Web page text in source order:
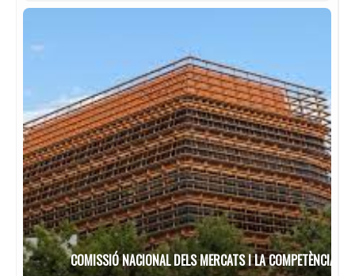
COMISSIÓ NACIONAL DELS MERCATS I LA COMPETÈNCIA –